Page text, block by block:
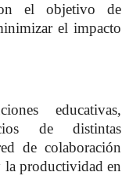
el objetivo de
el impacto
educativas,
de distintas
de colaboración
la productividad en